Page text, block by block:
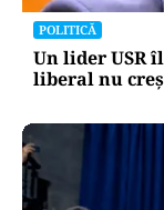
POLITICĂ
Un lider USR
liberal nu